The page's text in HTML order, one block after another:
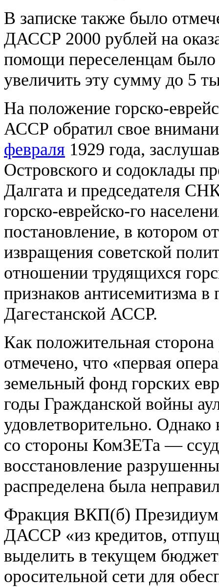
В записке также было
ДАССР 2000 рублей на
помощи переселенцам было
увеличить эту сумму до 5
На положение горско-
АССР обратил свое
февраля 1929 года,
Островского и содоклады
Далгата и председателя
горско-еврейско-го
постановление, в котором
извращения советской
отношении трудящихся
признаков антисемитизма в
Дагестанской АССР.
Как положительная
отмечено, что «первая
земельный фонд горских
годы Гражданской войны
удовлетворительно.
со стороны КомЗЕТа —
восстановление
распределена была
Фракция ВКП(б)
ДАССР «из кредитов,
выделить в текущем
оросительной сети для